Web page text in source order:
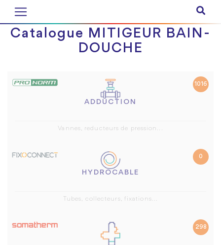
Catalogue MITIGEUR BAIN-
DOUCHE
1016
ADDUCTION
Vannes, reducteurs de pression...
0
HYDROCABLE
Tubes, collecteurs, fixations...
298